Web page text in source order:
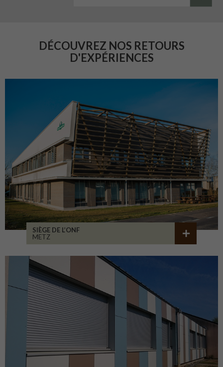
DÉCOUVREZ NOS RETOURS
D'EXPÉRIENCES
SIÈGE DE L’ONF
METZ